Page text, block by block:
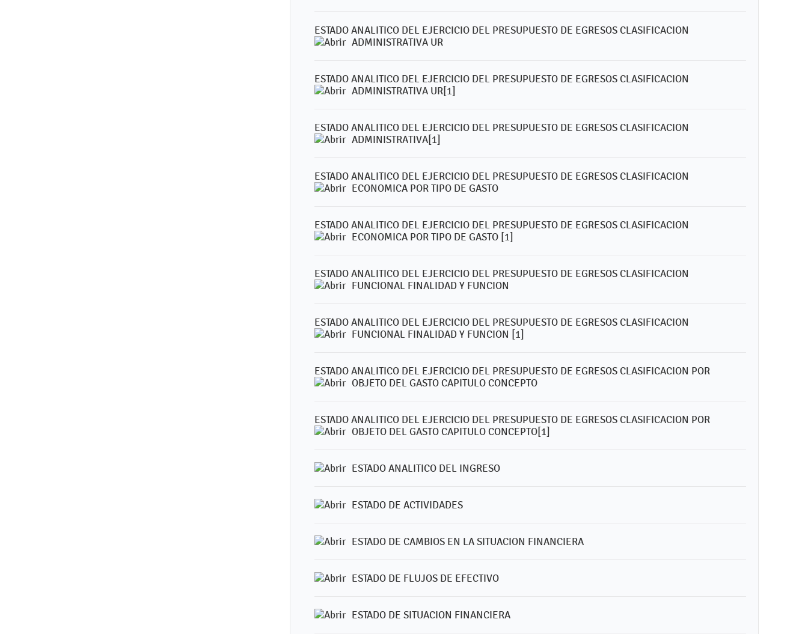
ESTADO ANALITICO DEL EJERCICIO DEL PRESUPUESTO DE EGRESOS CLASIFICACION
ADMINISTRATIVA UR
ESTADO ANALITICO DEL EJERCICIO DEL PRESUPUESTO DE EGRESOS CLASIFICACION
ADMINISTRATIVA UR[1]
ESTADO ANALITICO DEL EJERCICIO DEL PRESUPUESTO DE EGRESOS CLASIFICACION
ADMINISTRATIVA[1]
ESTADO ANALITICO DEL EJERCICIO DEL PRESUPUESTO DE EGRESOS CLASIFICACION
ECONOMICA POR TIPO DE GASTO
ESTADO ANALITICO DEL EJERCICIO DEL PRESUPUESTO DE EGRESOS CLASIFICACION
ECONOMICA POR TIPO DE GASTO [1]
ESTADO ANALITICO DEL EJERCICIO DEL PRESUPUESTO DE EGRESOS CLASIFICACION
FUNCIONAL FINALIDAD Y FUNCION
ESTADO ANALITICO DEL EJERCICIO DEL PRESUPUESTO DE EGRESOS CLASIFICACION
FUNCIONAL FINALIDAD Y FUNCION [1]
ESTADO ANALITICO DEL EJERCICIO DEL PRESUPUESTO DE EGRESOS CLASIFICACION POR
OBJETO DEL GASTO CAPITULO CONCEPTO
ESTADO ANALITICO DEL EJERCICIO DEL PRESUPUESTO DE EGRESOS CLASIFICACION POR
OBJETO DEL GASTO CAPITULO CONCEPTO[1]
ESTADO ANALITICO DEL INGRESO
ESTADO DE ACTIVIDADES
ESTADO DE CAMBIOS EN LA SITUACION FINANCIERA
ESTADO DE FLUJOS DE EFECTIVO
ESTADO DE SITUACION FINANCIERA